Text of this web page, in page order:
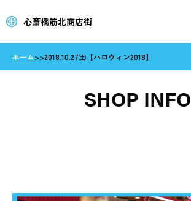
心斎橋筋北商店街
ホーム>>2018.10.27㈯【ハロウィン2018】
SHOP INFO